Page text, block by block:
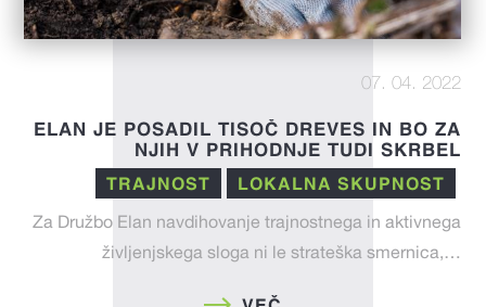
07. 04. 2022
ELAN JE POSADIL TISOČ DREVES IN BO ZA
NJIH V PRIHODNJE TUDI SKRBEL
TRAJNOST LOKALNA SKUPNOST
Za Družbo Elan navdihovanje trajnostnega in aktivnega
življenjskega sloga ni le strateška smernica,…